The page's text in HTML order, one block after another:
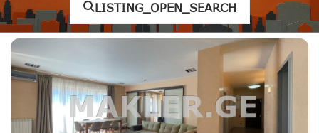
LISTING_OPEN_SEARCH